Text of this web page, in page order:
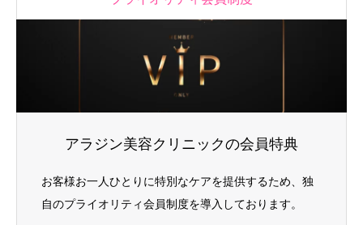
アラジン美容クリニックの会員特典
お客様お一人ひとりに特別なケアを提供するため、独
自のプライオリティ会員制度を導入しております。